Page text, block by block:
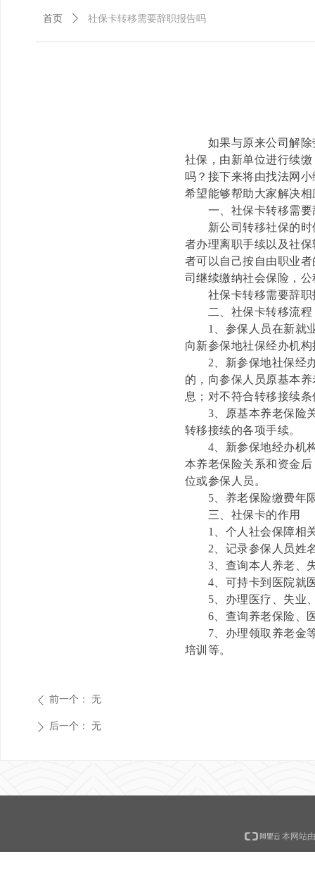
如果与原来公司解除
社保，由新单位进行续
吗？接下来将由找法网
希望能够帮助大家解决
一、社保卡转移需要
新公司转移社保的时
者办理离职手续以及社
者可以自己按自由职业
司继续缴纳社会保险，
社保卡转移需要辞职
二、社保卡转移流程
1、参保人员在新就业
向新参保地社保经办机
2、新参保地社保经办
的，向参保人员原基本
息；对不符合转移接续
3、原基本养老保险关
转移接续的各项手续。
4、新参保地经办机构
本养老保险关系和资金
位或参保人员。
5、养老保险缴费年限
三、社保卡的作用
1、个人社会保障相关
2、记录参保人员姓名
3、查询本人养老、失
4、可持卡到医院就医
5、办理医疗、失业、
6、查询养老保险、医
7、办理领取养老金等
培训等。
首页 ꄲ 社保卡转移需要辞职报告吗
ꄴ 前一个： 无
ꄲ 后一个： 无
本网站